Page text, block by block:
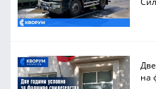
на